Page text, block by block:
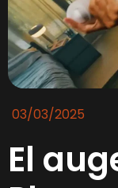
03/03/2025
El